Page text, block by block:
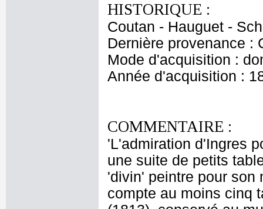
HISTORIQUE :
Coutan - Hauguet -
Dernière provenance :
Mode d'acquisition :
Année d'acquisition :
COMMENTAIRE :
'L'admiration d'Ingres
une suite de petits
'divin' peintre pour son
compte au moins cinq